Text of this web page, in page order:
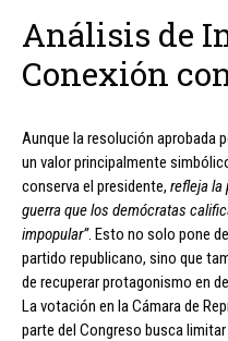
Análisis de
Conexión
Aunque la resolución aprobada
un valor principalmente
conserva el presidente, refleja la
guerra que los demócratas
impopular”. Esto no solo pone
partido republicano, sino que
de recuperar protagonismo en
La votación en la Cámara de
parte del Congreso busca